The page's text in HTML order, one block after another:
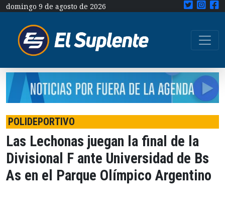
domingo 9 de agosto de 2026
POLIDEPORTIVO
Las Lechonas juegan la final de la
Divisional F ante Universidad de Bs
As en el Parque Olímpico Argentino